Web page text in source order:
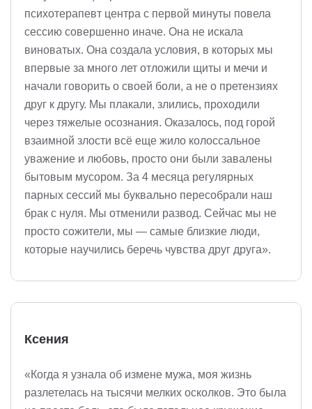
психотерапевт центра с первой минуты повела
сессию совершенно иначе. Она не искала
виноватых. Она создала условия, в которых мы
впервые за много лет отложили щиты и мечи и
начали говорить о своей боли, а не о претензиях
друг к другу. Мы плакали, злились, проходили
через тяжелые осознания. Оказалось, под горой
взаимной злости всё еще жило колоссальное
уважение и любовь, просто они были завалены
бытовым мусором. За 4 месяца регулярных
парных сессий мы буквально пересобрали наш
брак с нуля. Мы отменили развод. Сейчас мы не
просто сожители, мы — самые близкие люди,
которые научились беречь чувства друг друга».
Ксения
«Когда я узнала об измене мужа, моя жизнь
разлетелась на тысячи мелких осколков. Это была